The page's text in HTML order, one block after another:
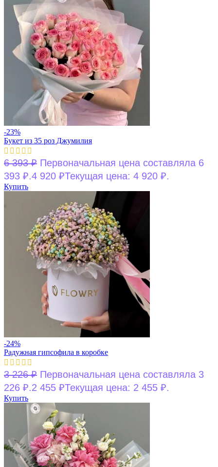
-23%
Букет из 35 роз Джумилия
6 393₽ Первоначальная цена составляла 6
393 ₽.4 920 ₽Текущая цена: 4 920 ₽.
Купить
-24%
Радужная гипсофила в коробке
3 226₽ Первоначальная цена составляла 3
226 ₽.2 455 ₽Текущая цена: 2 455 ₽.
Купить